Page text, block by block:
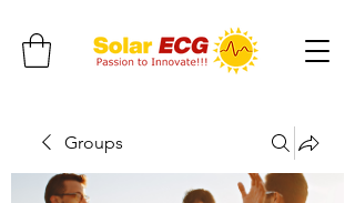
Groups